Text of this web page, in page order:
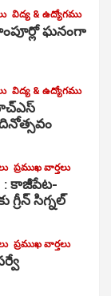
విద్య & ఉద్యోగము
ఘనంగా
విద్య & ఉద్యోగము
ప్రముఖ వార్తలు
: కాజీపేట-
గ్రీన్ సిగ్నల్
ప్రముఖ వార్తలు